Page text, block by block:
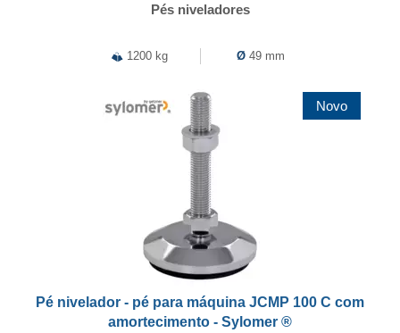
Pés niveladores
1200 kg Ø 49 mm
Novo
Pé nivelador - pé para máquina JCMP 100 C com
amortecimento - Sylomer ®